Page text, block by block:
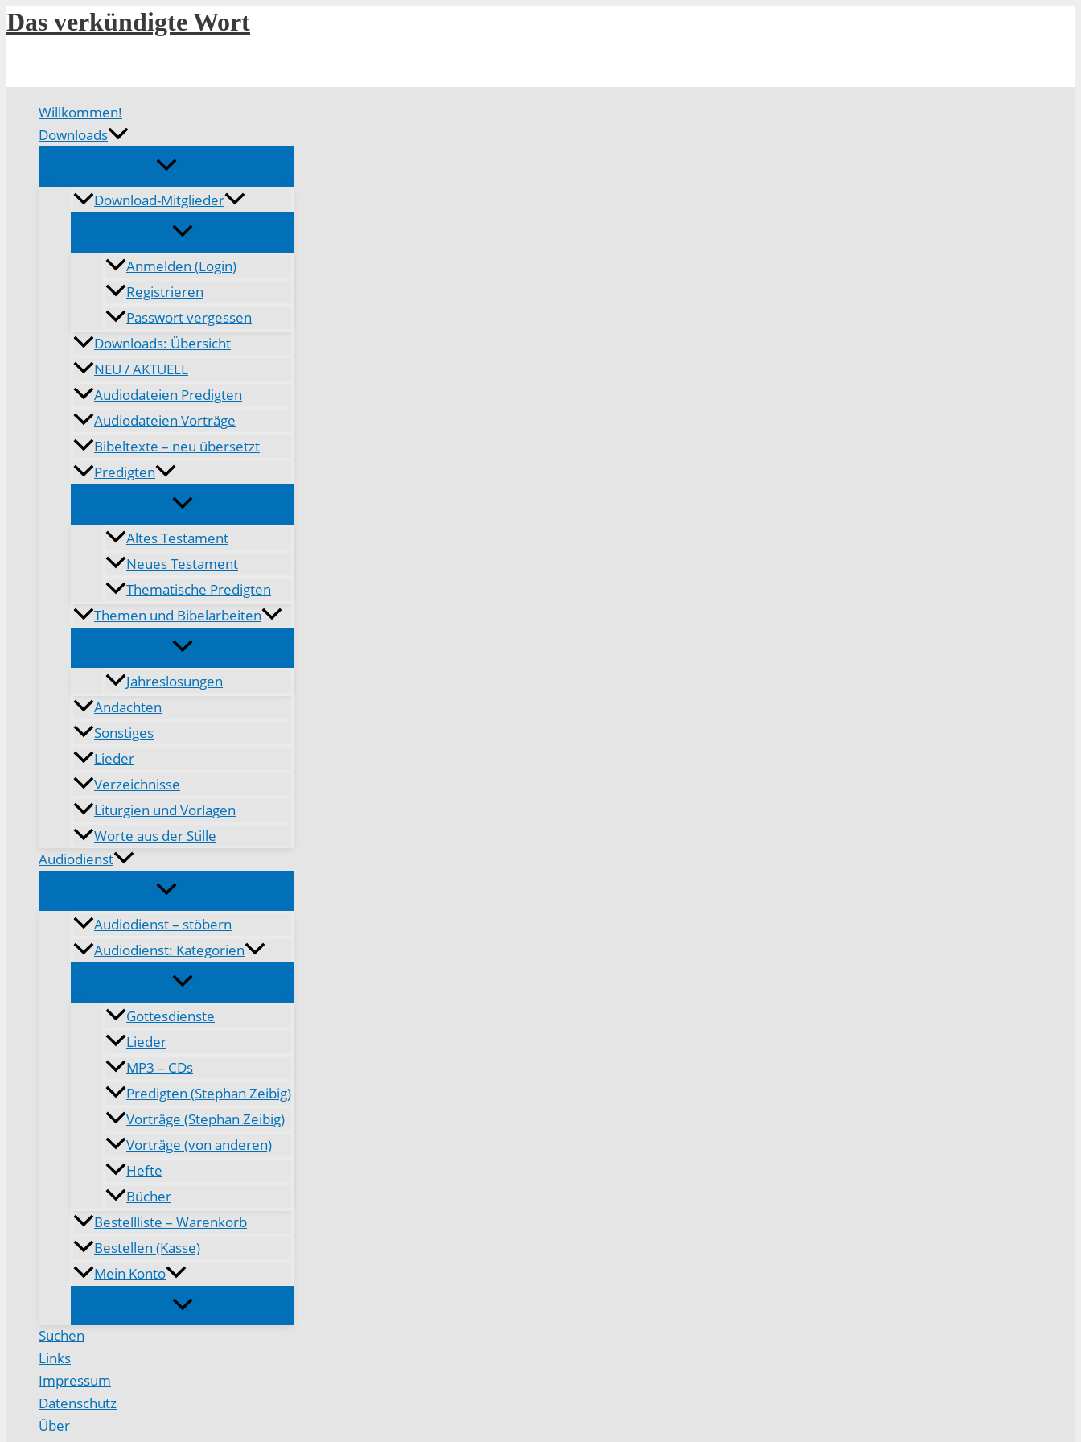
Zum
Inhalt
Das verkündigte Wort
Willkommen!
Downloads
Download-Mitglieder
Anmelden (Login)
Registrieren
Passwort vergessen
Downloads: Übersicht
NEU / AKTUELL
Audiodateien Predigten
Audiodateien Vorträge
Bibeltexte – neu übersetzt
Predigten
Altes Testament
Neues Testament
Thematische Predigten
Themen und Bibelarbeiten
Jahreslosungen
Andachten
Sonstiges
Lieder
Verzeichnisse
Liturgien und Vorlagen
Worte aus der Stille
Audiodienst
Audiodienst – stöbern
Audiodienst: Kategorien
Gottesdienste
Lieder
MP3 – CDs
Predigten (Stephan Zeibig)
Vorträge (Stephan Zeibig)
Vorträge (von anderen)
Hefte
Bücher
Bestellliste – Warenkorb
Bestellen (Kasse)
Mein Konto
Suchen
Links
Impressum
Datenschutz
Über